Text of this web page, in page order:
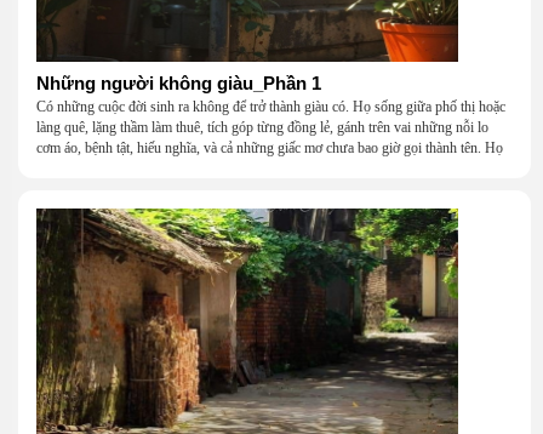
Những người không giàu_Phần 1
Có những cuộc đời sinh ra không để trở thành giàu có. Họ sống giữa phố thị hoặc
làng quê, lặng thầm làm thuê, tích góp từng đồng lẻ, gánh trên vai những nỗi lo
cơm áo, bệnh tật, hiếu nghĩa, và cả những giấc mơ chưa bao giờ gọi thành tên. Họ
một mái nhà bằng lòng thương, bằng sự nhẫn nại và một niềm tin cũ kỹ rằng: dẫu
nghèo đến đâu, cũng còn có nhau để quay về.